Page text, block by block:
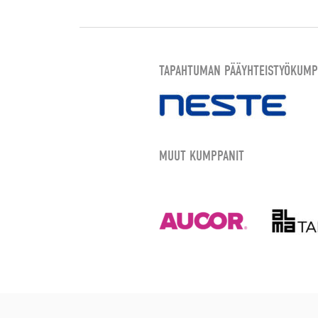
TAPAHTUMAN
MUUT KUMPPANIT